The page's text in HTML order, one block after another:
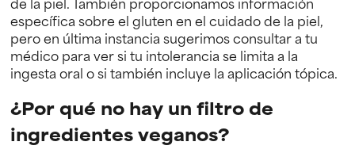
específica sobre el gluten en el cuidado de la piel,
pero en última instancia sugerimos consultar a tu
médico para ver si tu intolerancia se limita a la
ingesta oral o si también incluye la aplicación tópica.
¿Por qué no hay un filtro de
ingredientes veganos?